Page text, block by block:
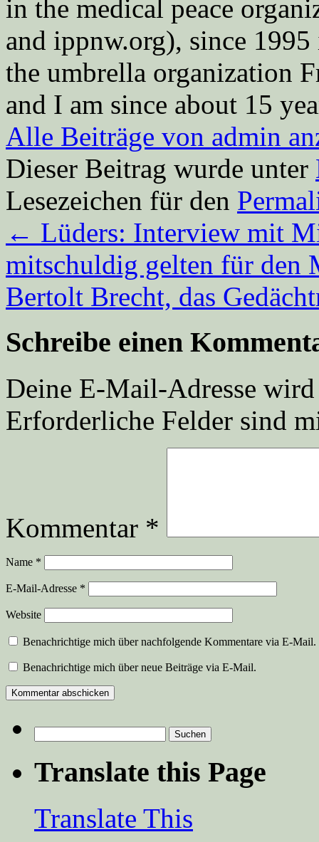
in the medical peace
and ippnw.org), since
the umbrella organization
and I am since about 15
Alle Beiträge von admin
Dieser Beitrag wurde unter
Lesezeichen für den
← Lüders: Interview mit
mitschuldig gelten für den
Bertolt Brecht, das
Schreibe einen
Deine E-Mail-Adresse
Erforderliche Felder sind
Kommentar *
Name *
E-Mail-Adresse *
Website
Benachrichtige mich über nachfolgende Kommentare via E-Mail.
Benachrichtige mich über neue Beiträge via E-Mail.
nach:
Translate this Page
Translate This